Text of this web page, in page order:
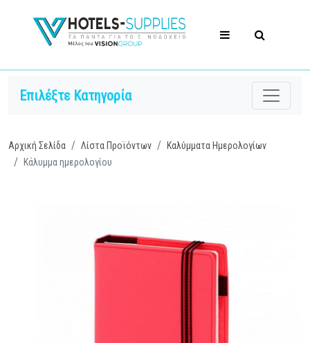
Επιλέξτε Κατηγορία
Αρχική Σελίδα Λίστα Προϊόντων
Καλύμματα Ημερολογίων
Κάλυμμα ημερολογίου